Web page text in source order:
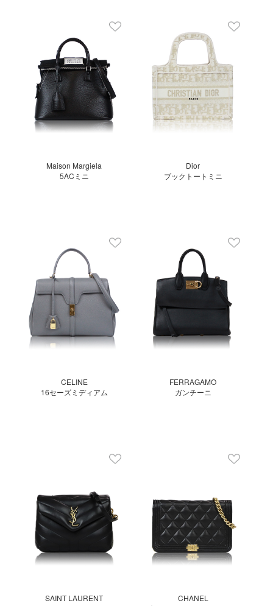
Maison Margiela
5ACミニ
Dior
ブックトートミニ
CELINE
16セーズミディアム
FERRAGAMO
ガンチーニ
SAINT LAURENT
CHANEL